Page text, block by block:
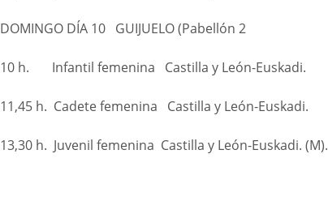
DOMINGO DÍA 10 GUIJUELO (Pabellón 2
10 h. Infantil femenina Castilla y León-Euskadi.
11,45 h. Cadete femenina Castilla y León-Euskadi.
13,30 h. Juvenil femenina Castilla y León-Euskadi. (M).